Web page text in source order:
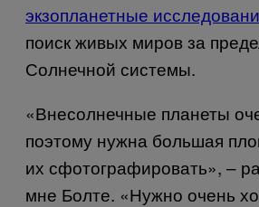
экзопланетные
поиск живых миров за
Солнечной системы.
«Внесолнечные планеты
поэтому нужна большая
их сфотографировать», –
мне Болте. «Нужно очень